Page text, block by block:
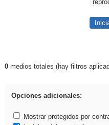
Resultados de:
0medios totales (hay filtros
Opciones adicionales:
Mostrar protegidos por